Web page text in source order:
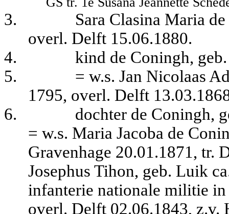
3.
Sara Clasina Maria
overl. Delft 15.06.1880.
4.
kind de Coningh,
5.
= w.s. Jan Nicolaas
1795, overl. Delft
6.
dochter de Coningh,
= w.s. Maria Jacoba de
Gravenhage 20.01.1871, tr.
Josephus Tihon, geb. Luik
infanterie nationale militie
overl. Delft 02.06.1843, z.v.